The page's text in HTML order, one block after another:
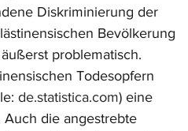
Diskriminierung der
Bevölkerung
problematisch.
Todesopfern
de.statistica.com) eine
Auch die angestrebte